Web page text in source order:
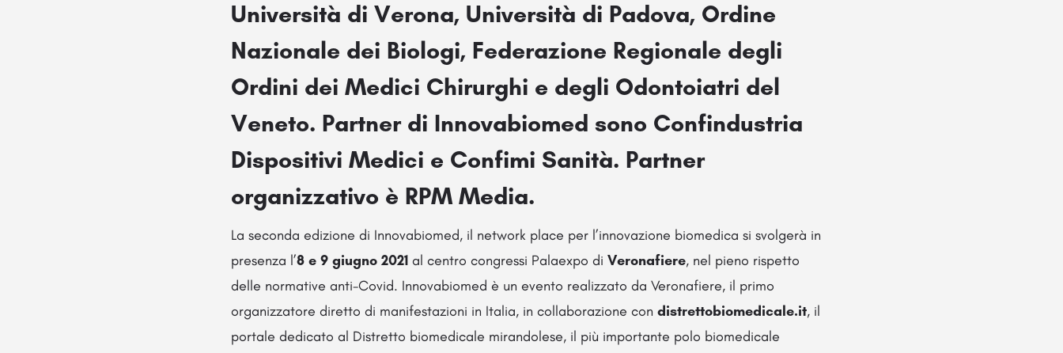
Università di Verona, Università di Padova, Ordine
Nazionale dei Biologi, Federazione Regionale degli
Ordini dei Medici Chirurghi e degli Odontoiatri del
Veneto. Partner di Innovabiomed sono Confindustria
Dispositivi Medici e Confimi Sanità. Partner
organizzativo è RPM Media.
La seconda edizione di Innovabiomed, il network place per l’innovazione biomedica si svolgerà in
presenza l’8 e 9 giugno 2021 al centro congressi Palaexpo di Veronafiere, nel pieno rispetto
delle normative anti-Covid. Innovabiomed è un evento realizzato da Veronafiere, il primo
organizzatore diretto di manifestazioni in Italia, in collaborazione con distrettobiomedicale.it, il
portale dedicato al Distretto biomedicale mirandolese, il più importante polo biomedicale